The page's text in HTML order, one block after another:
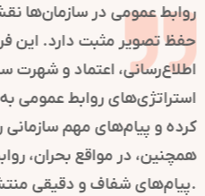
روابط عمومی در سازمان‌ها
حفظ تصویر مثبت دارد. این
اطلاع‌رسانی، اعتماد و شهرت
استراتژی‌های روابط عمومی
کرده و پیام‌های مهم سازمانی
همچنین، در مواقع بحران،
پیام‌های شفاف و دقیقی منتشر شود.